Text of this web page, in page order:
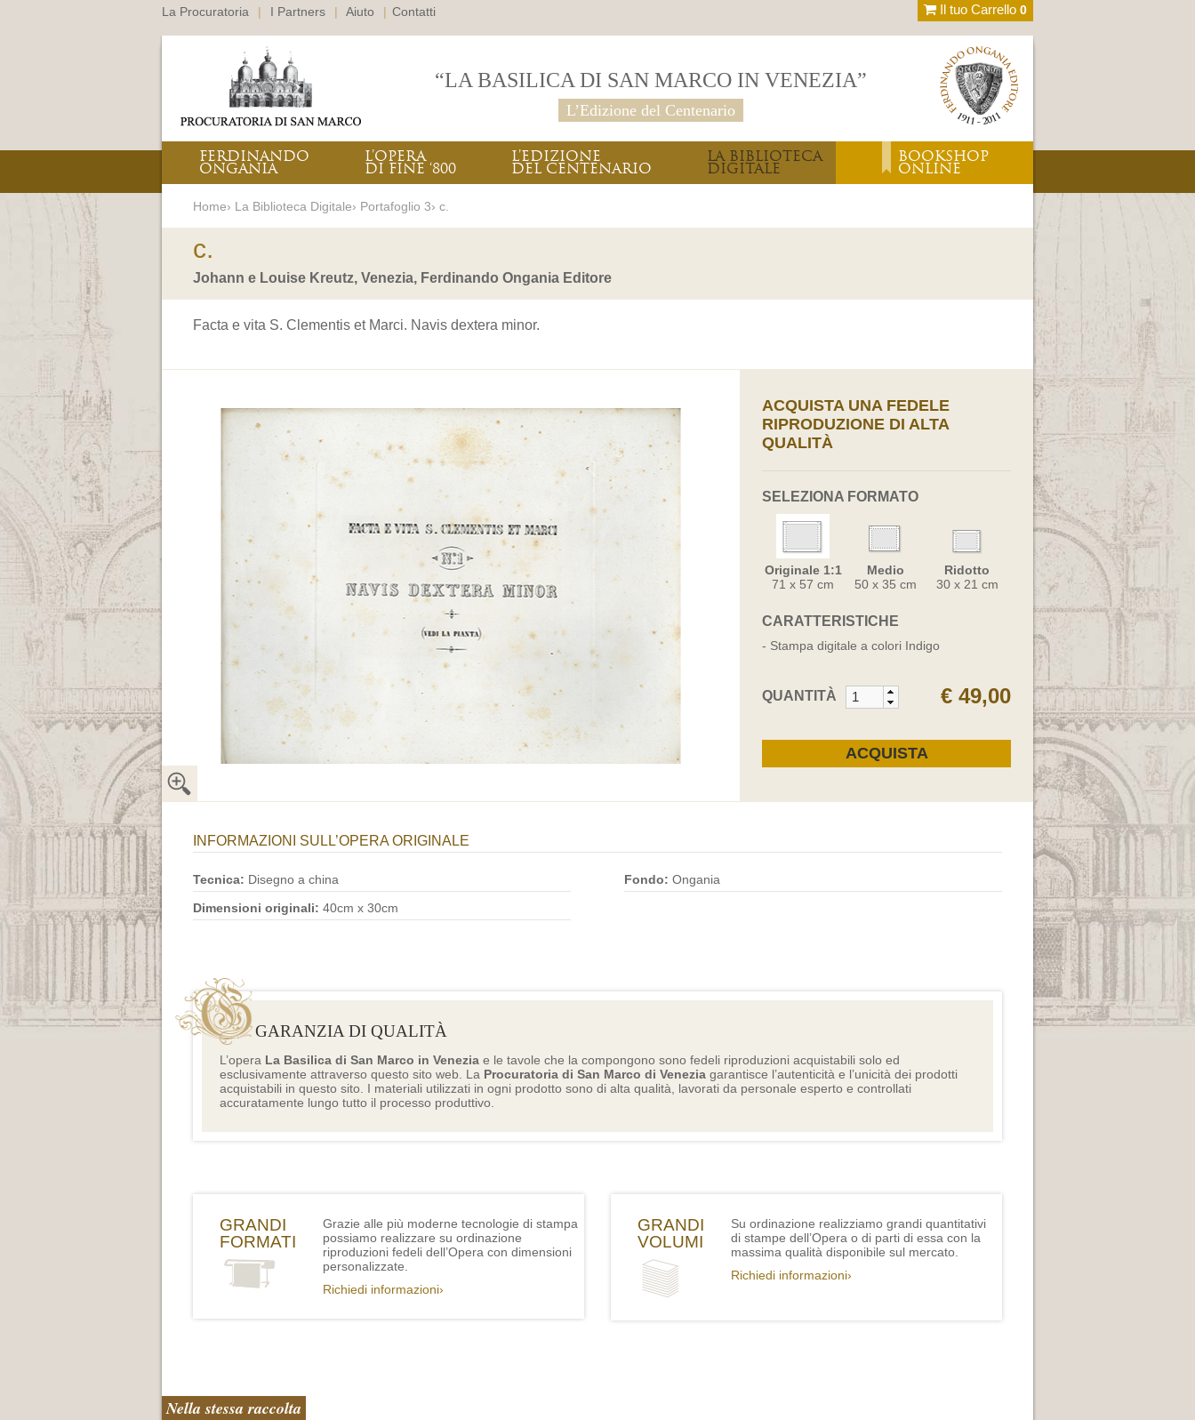
La Procuratoria | I Partners | Aiuto | Contatti Il tuo Carrello 0
“LA BASILICA DI SAN MARCO IN VENEZIA”
L’Edizione del Centenario
FERDINANDO
ONGANIA
L’OPERA
DI FINE ‘800
L’EDIZIONE
DEL CENTENARIO
LA BIBLIOTECA
DIGITALE
BOOKSHOP
ONLINE
Home› La Biblioteca Digitale› Portafoglio 3› c.
c.
Johann e Louise Kreutz, Venezia, Ferdinando Ongania Editore
Facta e vita S. Clementis et Marci. Navis dextera minor.
ACQUISTA UNA FEDELE
RIPRODUZIONE DI ALTA
QUALITÀ
SELEZIONA FORMATO
Originale 1:1
71 x 57 cm
Medio
50 x 35 cm
Ridotto
30 x 21 cm
CARATTERISTICHE
- Stampa digitale a colori Indigo
QUANTITÀ € 49,00
INFORMAZIONI SULL’OPERA ORIGINALE
Tecnica: Disegno a china
Dimensioni originali: 40cm x 30cm
Fondo: Ongania
GARANZIA DI QUALITÀ
L’opera La Basilica di San Marco in Venezia e le tavole che la compongono sono fedeli riproduzioni acquistabili solo ed
esclusivamente attraverso questo sito web. La Procuratoria di San Marco di Venezia garantisce l’autenticità e l’unicità dei prodotti
acquistabili in questo sito. I materiali utilizzati in ogni prodotto sono di alta qualità, lavorati da personale esperto e controllati
accuratamente lungo tutto il processo produttivo.
GRANDI
FORMATI
Grazie alle più moderne tecnologie di stampa
possiamo realizzare su ordinazione
riproduzioni fedeli dell’Opera con dimensioni
personalizzate.
Richiedi informazioni›
GRANDI
VOLUMI
Su ordinazione realizziamo grandi quantitativi
di stampe dell’Opera o di parti di essa con la
massima qualità disponibile sul mercato.
Richiedi informazioni›
Nella stessa raccolta